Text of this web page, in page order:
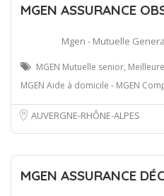
MGEN ASSURANCE
Mgen - Mutuelle
MGEN Mutuelle senior,
MGEN Aide à domicile - MGEN
AUVERGNE-RHÔNE-ALPES
MGEN ASSURANCE